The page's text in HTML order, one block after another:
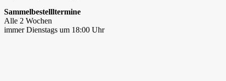
Sammelbestellltermine
Alle 2 Wochen
immer Dienstags um 18:00 Uhr